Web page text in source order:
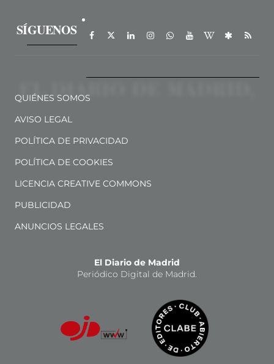
SÍGUENOS
QUIÉNES SOMOS
AVISO LEGAL
POLÍTICA DE PRIVACIDAD
POLÍTICA DE COOKIES
LICENCIA CREATIVE COMMONS
PUBLICIDAD
ANUNCIOS LEGALES
El Diario de Madrid
Periódico Digital de Madrid.